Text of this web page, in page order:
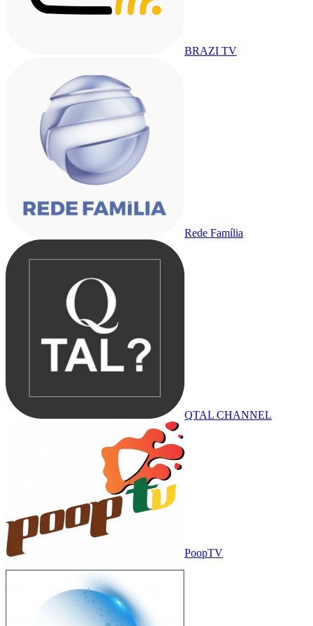
BRAZI TV
Rede Família
QTAL CHANNEL
PoopTV